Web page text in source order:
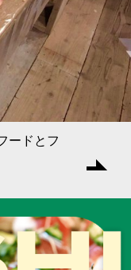
ードとフ